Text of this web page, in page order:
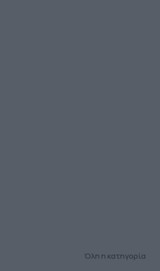
Όλη η κατηγορία